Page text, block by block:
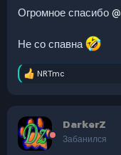
Огромное спасибо
Не со спавна
Р
ц
и
и
NRTmc
DarkerZ
Забанился